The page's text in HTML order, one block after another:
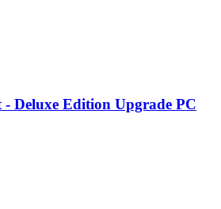
Deluxe Edition Upgrade PC